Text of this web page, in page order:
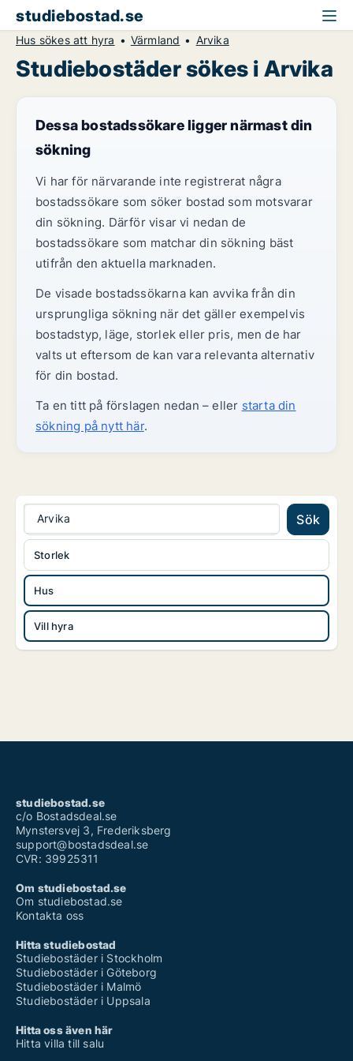
studiebostad.se
Hus sökes att hyra Värmland Arvika
Studiebostäder sökes i Arvika
Dessa bostadssökare ligger närmast din
sökning
Vi har för närvarande inte registrerat några
bostadssökare som söker bostad som motsvarar
din sökning. Därför visar vi nedan de
bostadssökare som matchar din sökning bäst
utifrån den aktuella marknaden.
De visade bostadssökarna kan avvika från din
ursprungliga sökning när det gäller exempelvis
bostadstyp, läge, storlek eller pris, men de har
valts ut eftersom de kan vara relevanta alternativ
för din bostad.
Ta en titt på förslagen nedan – eller starta din
sökning på nytt här.
Arvika Sök
Hus
Vill hyra
Storlek
studiebostad.se
c/o Bostadsdeal.se
Mynstersvej 3, Frederiksberg
support@bostadsdeal.se
CVR: 39925311
Om studiebostad.se
Om studiebostad.se
Kontakta oss
Hitta studiebostad
Studiebostäder i Stockholm
Studiebostäder i Göteborg
Studiebostäder i Malmö
Studiebostäder i Uppsala
Hitta oss även här
Hitta villa till salu